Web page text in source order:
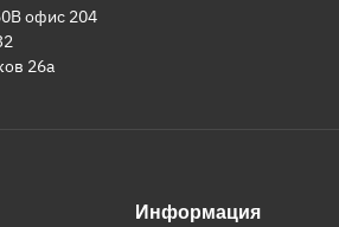
офис 204
26а
Информация